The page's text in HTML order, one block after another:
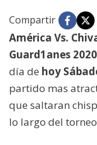
Compartir
América Vs.
Guard1anes
día de hoy
partido mas
que saltaran
lo largo del